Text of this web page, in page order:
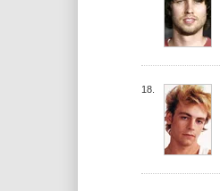
18.